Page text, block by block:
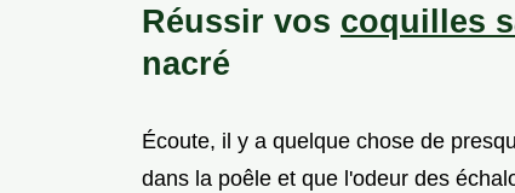
Réussir vos coquilles
nacré
Écoute, il y a quelque chose de
dans la poêle et que l'odeur des